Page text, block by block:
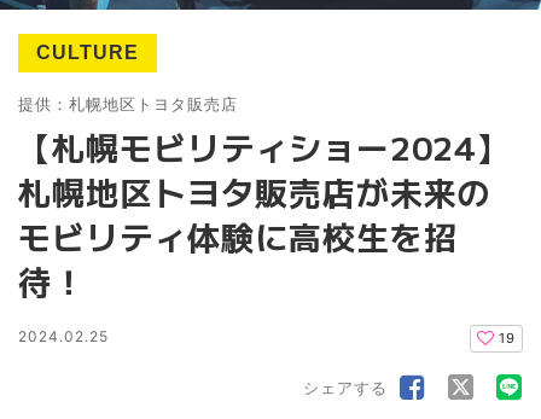
CULTURE
提供：札幌地区トヨタ販売店
【札幌モビリティショー2024】
札幌地区トヨタ販売店が未来の
モビリティ体験に高校生を招
待！
2024.02.25 19
シェアする